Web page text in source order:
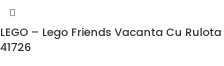
LEGO – Lego Friends Vacanta Cu Rulota
41726